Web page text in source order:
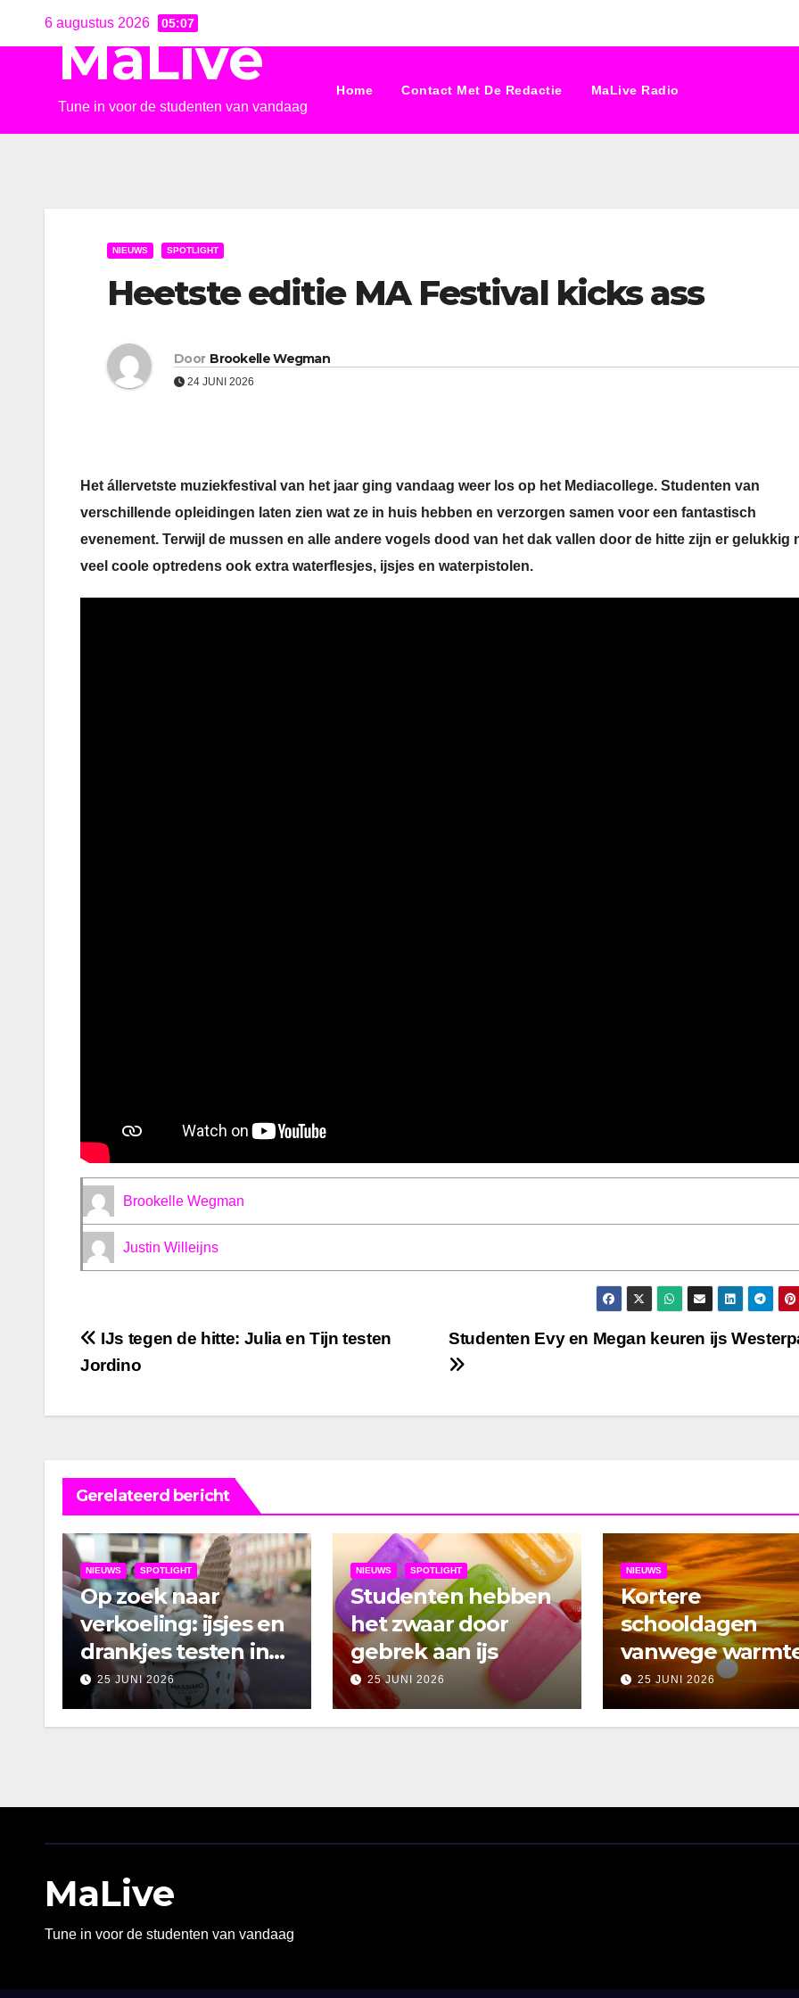
6 augustus 2026 05:07
MaLive
Tune in voor de studenten van vandaag
Home Contact Met De Redactie MaLive Radio
NIEUWS SPOTLIGHT
Heetste editie MA Festival kicks ass
Door Brookelle Wegman
24 JUNI 2026
Het állervetste muziekfestival van het jaar ging vandaag weer los op het Mediacollege. Studenten van
verschillende opleidingen laten zien wat ze in huis hebben en verzorgen samen voor een fantastisch
evenement. Terwijl de mussen en alle andere vogels dood van het dak vallen door de hitte zijn er gelukkig
veel coole optredens ook extra waterflesjes, ijsjes en waterpistolen.
Brookelle Wegman
Justin Willeijns
Bericht
navigatie
Studenten Evy en Megan keuren ijs
IJs tegen de hitte: Julia en Tijn testen
Jordino
Gerelateerd bericht
NIEUWS SPOTLIGHT
Op zoek naar
verkoeling: ijsjes en
drankjes testen in
Amsterdam
25 JUNI 2026
NIEUWS SPOTLIGHT
Studenten hebben
het zwaar door
gebrek aan ijs
25 JUNI 2026
NIEUWS
Kortere
schooldagen
vanwege
25 JUNI 2026
MaLive
Tune in voor de studenten van vandaag